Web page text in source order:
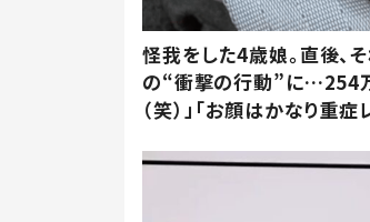
怪我をした4歳娘。直後、
の“衝撃の行動”に…254
（笑）」「お顔はかなり重症